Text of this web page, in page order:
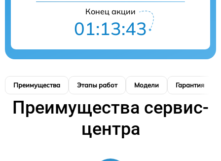
Конец акции
01:13:42
Преимущества Этапы работ Модели Гарантия
Преимущества сервис-
центра